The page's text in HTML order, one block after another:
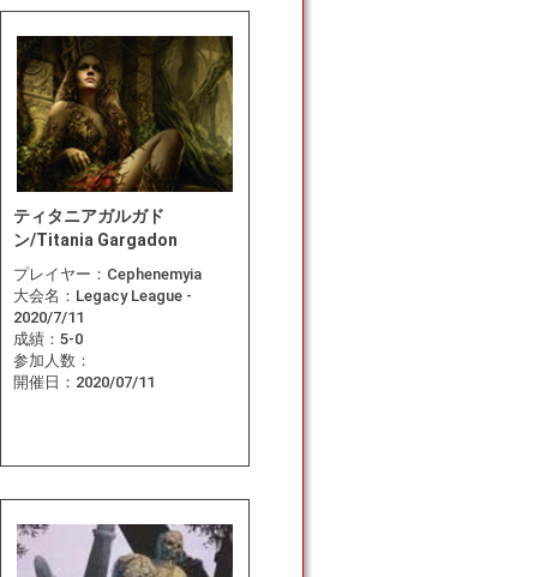
ティタニアガルガド
ン/Titania Gargadon
プレイヤー： Cephenemyia
大会名： Legacy League -
2020/7/11
成績： 5-0
参加人数：
開催日： 2020/07/11